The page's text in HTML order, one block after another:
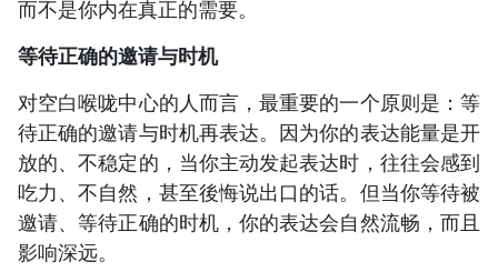
而不是你内在真正的需要。
等待正确的邀请与时机
对空白喉咙中心的人而言，最重要的一个原则是：等
待正确的邀请与时机再表达。因为你的表达能量是开
放的、不稳定的，当你主动发起表达时，往往会感到
吃力、不自然，甚至後悔说出口的话。但当你等待被
邀请、等待正确的时机，你的表达会自然流畅，而且
影响深远。